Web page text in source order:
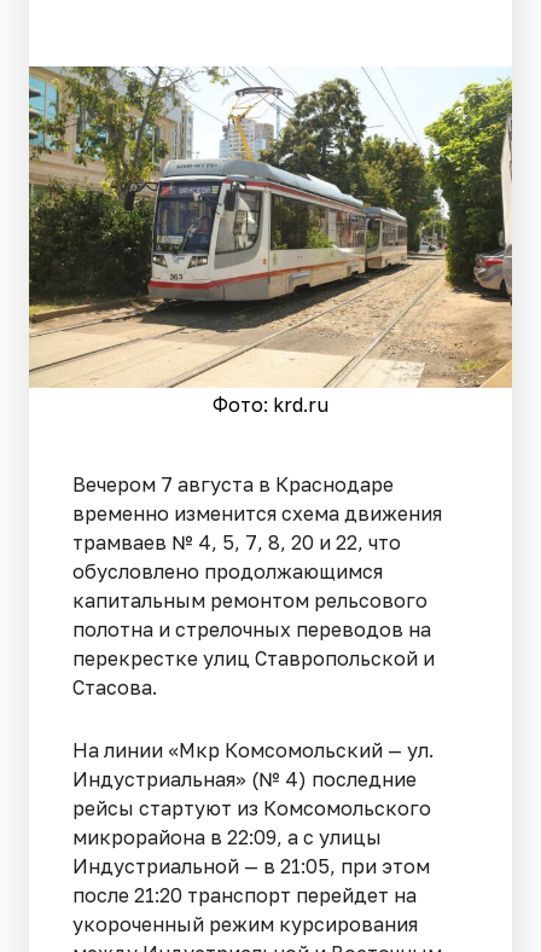
Фото: krd.ru
Вечером 7 августа в Краснодаре
временно изменится схема движения
трамваев № 4, 5, 7, 8, 20 и 22, что
обусловлено продолжающимся
капитальным ремонтом рельсового
полотна и стрелочных переводов на
перекрестке улиц Ставропольской и
Стасова.
На линии «Мкр Комсомольский — ул.
Индустриальная» (№ 4) последние
рейсы стартуют из Комсомольского
микрорайона в 22:09, а с улицы
Индустриальной — в 21:05, при этом
после 21:20 транспорт перейдет на
укороченный режим курсирования